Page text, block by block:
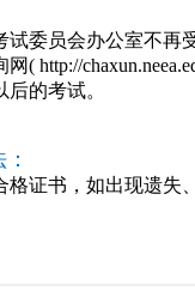
考试委员会办公室不
考试。
书，如出现遗失